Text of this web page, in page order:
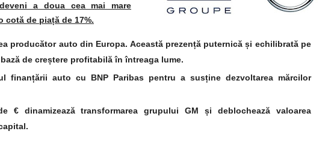
a doua cea mai mare
cotă de piață de 17%.
producător auto din Europa. Această prezență puternică și echilibrată pe
de creștere profitabilă în întreaga lume.
finanțării auto cu BNP Paribas pentru a susține dezvoltarea mărcilor
€ dinamizează transformarea grupului GM și deblochează valoarea